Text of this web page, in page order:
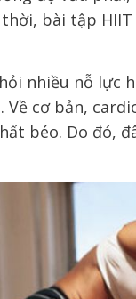
bài tập
nhiều nỗ lực
Về cơ bản,
béo. Do đó,